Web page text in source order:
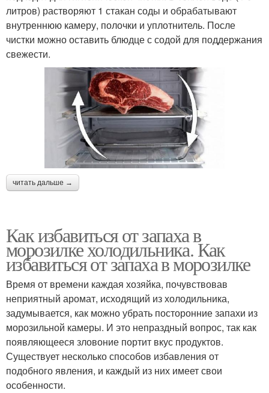
литров) растворяют 1 стакан соды и обрабатывают
внутреннюю камеру, полочки и уплотнитель. После
чистки можно оставить блюдце с содой для поддержания
свежести.
читать дальше →
Как избавиться от запаха в
морозилке холодильника. Как
избавиться от запаха в морозилке
Время от времени каждая хозяйка, почувствовав
неприятный аромат, исходящий из холодильника,
задумывается, как можно убрать посторонние запахи из
морозильной камеры. И это непраздный вопрос, так как
появляющееся зловоние портит вкус продуктов.
Существует несколько способов избавления от
подобного явления, и каждый из них имеет свои
особенности.